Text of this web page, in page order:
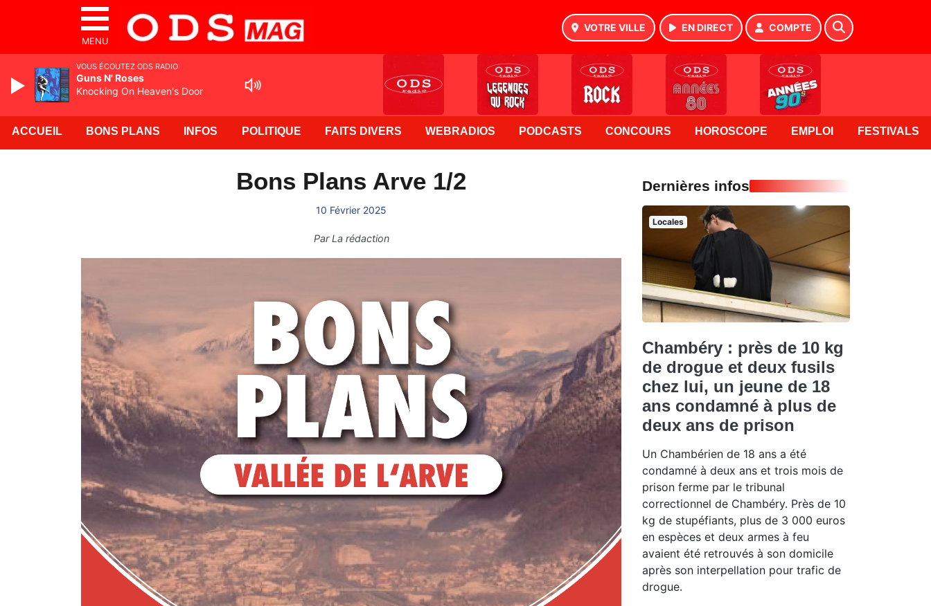
MENU
VOTRE VILLE EN DIRECT COMPTE
ACCUEIL BONS PLANS INFOS POLITIQUE FAITS DIVERS WEBRADIOS PODCASTS CONCOURS HOROSCOPE EMPLOI FESTIVALS
Bons Plans Arve 1/2
10 Février 2025
ParLa rédaction
Dernières infos
Locales
Chambéry : près de 10 kg
de drogue et deux fusils
chez lui, un jeune de 18
ans condamné à plus de
deux ans de prison
Un Chambérien de 18 ans a été
condamné à deux ans et trois mois de
prison ferme par le tribunal
correctionnel de Chambéry. Près de 10
kg de stupéfiants, plus de 3 000 euros
en espèces et deux armes à feu
avaient été retrouvés à son domicile
après son interpellation pour trafic de
drogue.
VOUS ÉCOUTEZ ODS RADIO
Guns N' Roses
Knocking On Heaven's Door